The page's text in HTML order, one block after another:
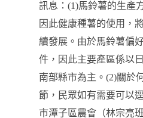
訊息：(1)馬鈴薯的生產
因此健康種薯的使用，
續發展。由於馬鈴薯偏
件，因此主要產區係以
南部縣市為主。(2)關於
節，民眾如有需要可以
市潭子區農會（林宗亮